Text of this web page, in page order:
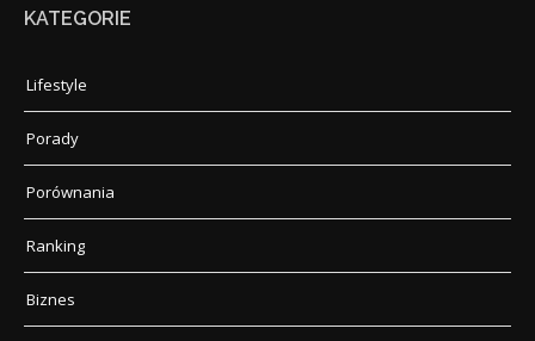
KATEGORIE
Lifestyle
Porady
Porównania
Ranking
Biznes